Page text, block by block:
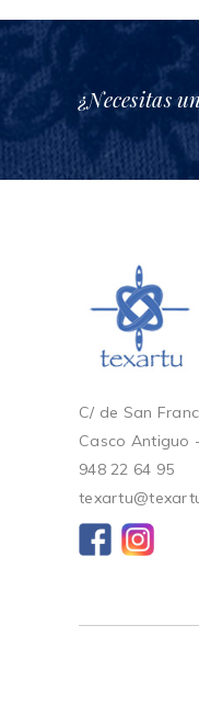
¿Necesitas
C/ de San
Casco Antiguo
948 22 64 95